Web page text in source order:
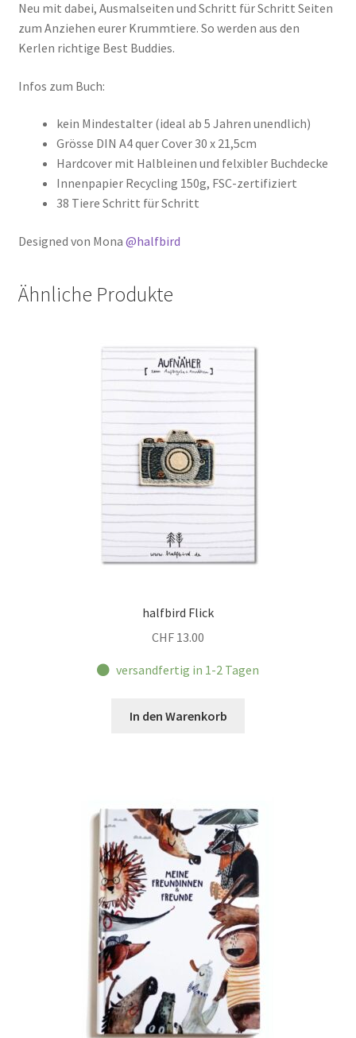
Neu mit dabei, Ausmalseiten und Schritt für Schritt Seiten
zum Anziehen eurer Krummtiere. So werden aus den
Kerlen richtige Best Buddies.
Infos zum Buch:
kein Mindestalter (ideal ab 5 Jahren unendlich)
Grösse DIN A4 quer Cover 30 x 21,5cm
Hardcover mit Halbleinen und felxibler Buchdecke
Innenpapier Recycling 150g, FSC-zertifiziert
38 Tiere Schritt für Schritt
Designed von Mona @halfbird
Ähnliche Produkte
halfbird Flick
CHF 13.00
versandfertig in 1-2 Tagen
In den Warenkorb